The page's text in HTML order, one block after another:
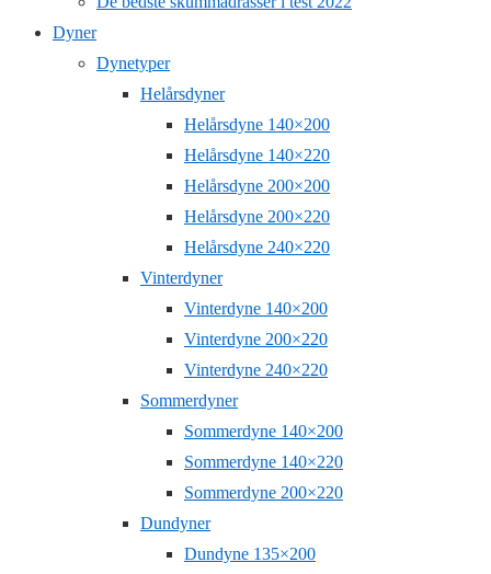
Dyner
Dynetyper
Helårsdyner
Helårsdyne 140×200
Helårsdyne 140×220
Helårsdyne 200×200
Helårsdyne 200×220
Helårsdyne 240×220
Vinterdyner
Vinterdyne 140×200
Vinterdyne 200×220
Vinterdyne 240×220
Sommerdyner
Sommerdyne 140×200
Sommerdyne 140×220
Sommerdyne 200×220
Dundyner
Dundyne 135×200